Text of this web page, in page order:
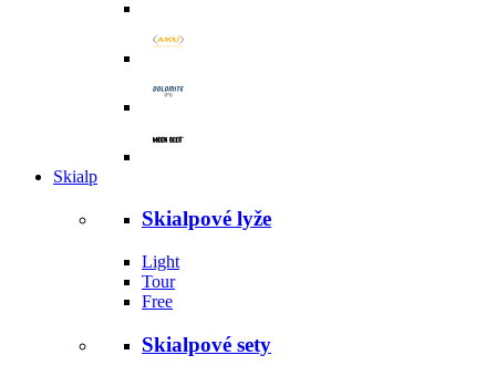
Skialp
Skialpové lyže
Light
Tour
Free
Skialpové sety